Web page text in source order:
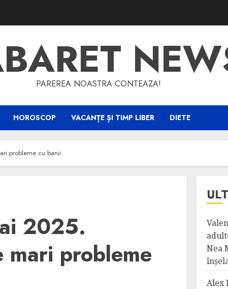
PAREREA NOASTRA CONTEAZA!
HOROSCOP VACANȚE ȘI TIMP LIBER DIETE
probleme cu banii
2025.
mari probleme
Nea
Alex